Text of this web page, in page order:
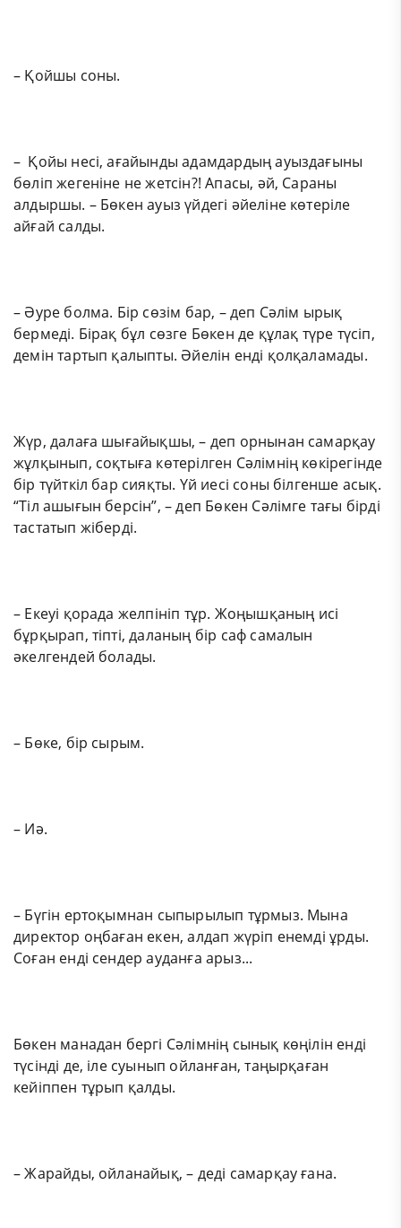
– Қойшы соны.
– Қойы несі, ағайынды адамдардың ауыздағыны
бөліп жегеніне не жетсін?! Апасы, әй, Сараны
алдыршы. – Бөкен ауыз үйдегі әйеліне көтеріле
айғай салды.
– Әуре болма. Бір сөзім бар, – деп Сәлім ырық
бермеді. Бірақ бұл сөзге Бөкен де құлақ түре түсіп,
демін тартып қалыпты. Әйелін енді қолқаламады.
Жүр, далаға шығайықшы, – деп орнынан самарқау
жұлқынып, соқтыға көтерілген Сәлімнің көкірегінде
бір түйткіл бар сияқты. Үй иесі соны білгенше асық.
“Тіл ашығын берсін”, – деп Бөкен Сәлімге тағы бірді
тастатып жіберді.
– Екеуі қорада желпініп тұр. Жоңышқаның исі
бұрқырап, тіпті, даланың бір саф самалын
әкелгендей болады.
– Бөке, бір сырым.
– Иә.
– Бүгін ертоқымнан сыпырылып тұрмыз. Мына
директор оңбаған екен, алдап жүріп енемді ұрды.
Соған енді сендер ауданға арыз...
Бөкен манадан бергі Сәлімнің сынық көңілін енді
түсінді де, іле суынып ойланған, таңырқаған
кейіппен тұрып қалды.
– Жарайды, ойланайық, – деді самарқау ғана.